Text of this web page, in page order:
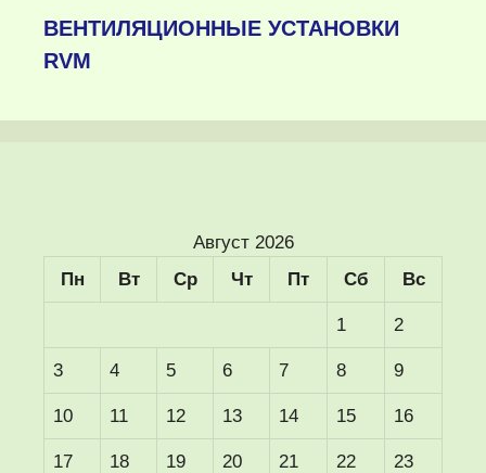
ВЕНТИЛЯЦИОННЫЕ УСТАНОВКИ
RVM
Август 2026
Пн
Вт Ср Чт Пт Сб Вс
1 2
3 4 5 6 7 8 9
10 11 12 13 14 15 16
17 18 19 20 21 22 23